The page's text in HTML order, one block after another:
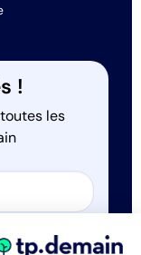
!
les
informations